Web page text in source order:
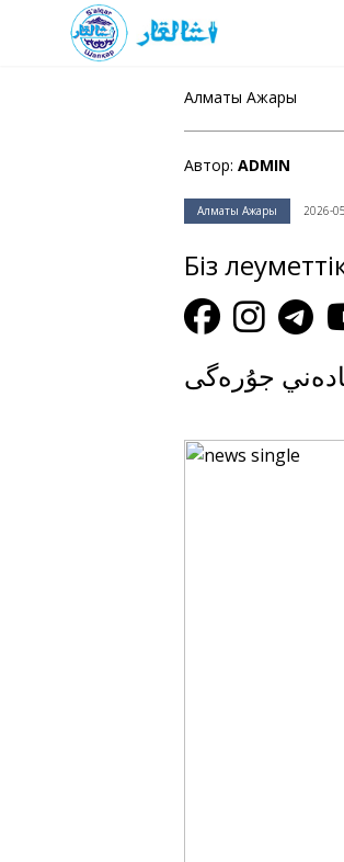
Алматы Ажары
Автор: ADMIN
Алматы Ажары 2026-
Біз
جۇرەگى